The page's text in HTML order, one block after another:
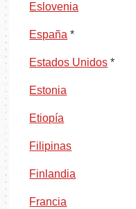
Eslovenia
España *
Estados Unidos *
Estonia
Etiopía
Filipinas
Finlandia
Francia